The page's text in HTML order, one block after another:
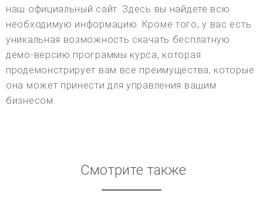
наш официальный сайт. Здесь вы найдете всю
необходимую информацию. Кроме того, у вас есть
уникальная возможность скачать бесплатную
демо-версию программы курса, которая
продемонстрирует вам все преимущества, которые
она может принести для управления вашим
бизнесом.
Смотрите также